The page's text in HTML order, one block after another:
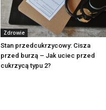
Zdrowie
Stan przedcukrzycowy: Cisza
przed burzą – Jak uciec przed
cukrzycą typu 2?